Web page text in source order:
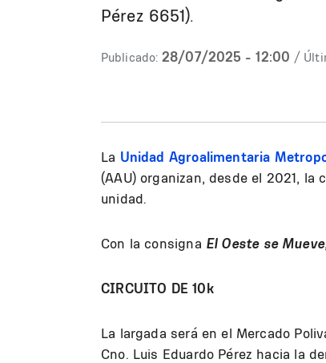
Pérez 6651).
Publicado: 28/07/2025 - 12:00 /
La Unidad Agroalimentaria
(AAU) organizan, desde el 2021,
unidad.
Con la consigna El Oeste se Mueve
CIRCUITO DE 10k
La largada será en el Mercado
Cno. Luis Eduardo Pérez hacia la